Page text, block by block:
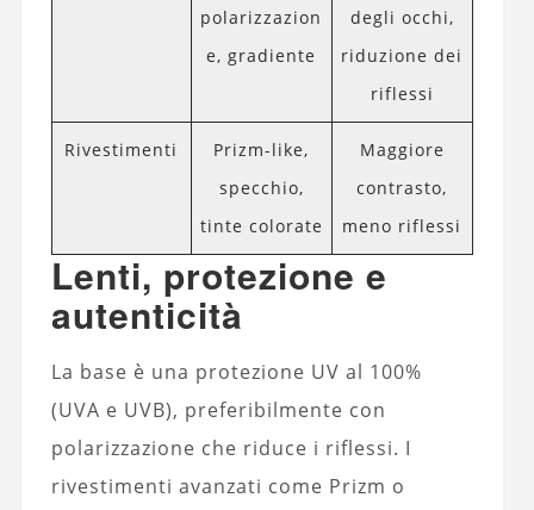
polarizzazion
e, gradiente
degli occhi,
riduzione dei
riflessi
Rivestimenti
Prizm-like,
specchio,
tinte colorate
Maggiore
contrasto,
meno riflessi
Lenti, protezione e
autenticità
La base è una protezione UV al 100%
(UVA e UVB), preferibilmente con
polarizzazione che riduce i riflessi. I
rivestimenti avanzati come Prizm o